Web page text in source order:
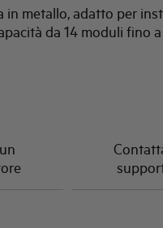
in metallo, adatto per
da 14 moduli fino